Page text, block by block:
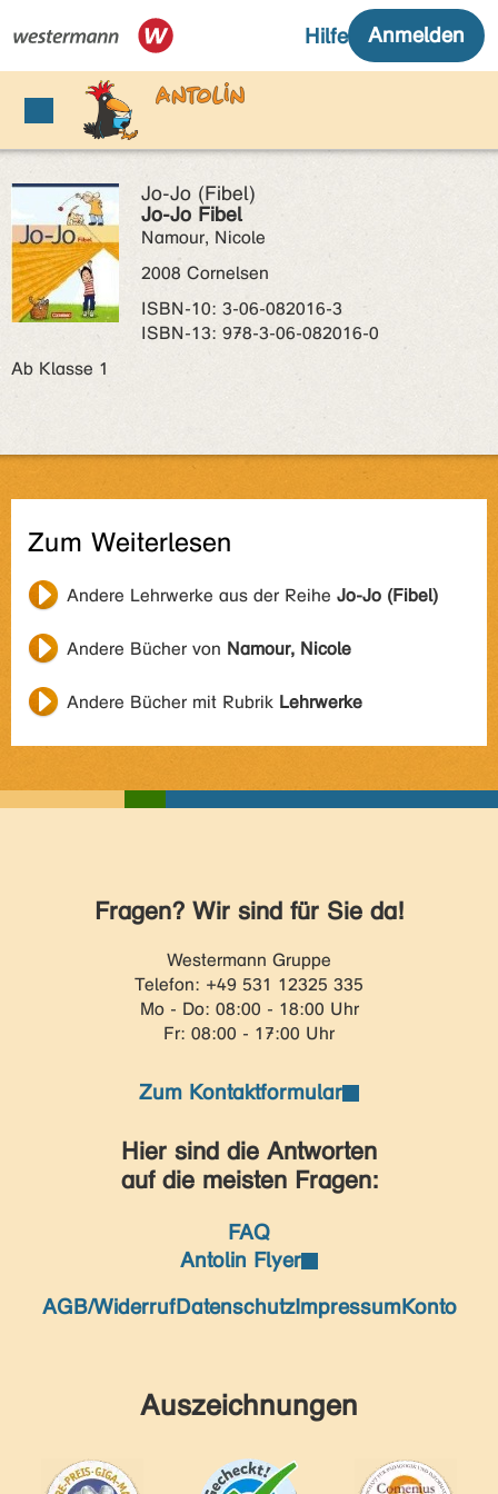
Jo-Jo (Fibel)
Jo-Jo Fibel
Namour, Nicole
2008 Cornelsen
ISBN‑10: 3-06-082016-3
ISBN‑13: 978-3-06-082016-0
Ab Klasse 1
Zum Weiterlesen
Andere Lehrwerke aus der Reihe Jo-Jo (Fibel)
Andere Bücher von Namour, Nicole
Andere Bücher mit Rubrik Lehrwerke